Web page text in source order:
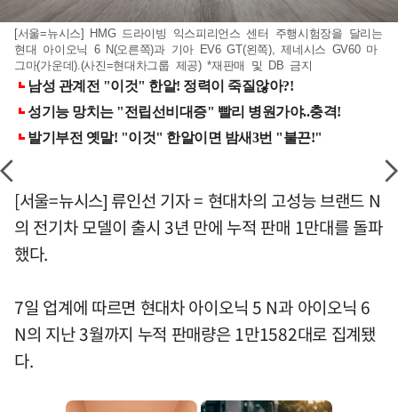
[서울=뉴시스] HMG 드라이빙 익스피리언스 센터 주행시험장을 달리는
현대 아이오닉 6 N(오른쪽)과 기아 EV6 GT(왼쪽), 제네시스 GV60 마
그마(가운데).(사진=현대차그룹 제공) *재판매 및 DB 금지
[서울=뉴시스] 류인선 기자 = 현대차의 고성능 브랜드 N
의 전기차 모델이 출시 3년 만에 누적 판매 1만대를 돌파
했다.
7일 업계에 따르면 현대차 아이오닉 5 N과 아이오닉 6
N의 지난 3월까지 누적 판매량은 1만1582대로 집계됐
다.